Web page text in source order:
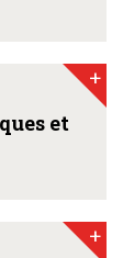
et
+
+